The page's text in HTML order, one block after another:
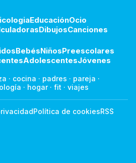
EducaciónOcio
DibujosCanciones
BebésNiñosPreescolares
AdolescentesJóvenes
· cocina · padres · pareja ·
· hogar· fit · viajes
Política de cookiesRSS